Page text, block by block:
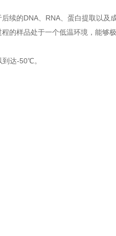
续的DNA、RNA、蛋白提取以及
的样品处于一个低温环境，能够
达-50℃。